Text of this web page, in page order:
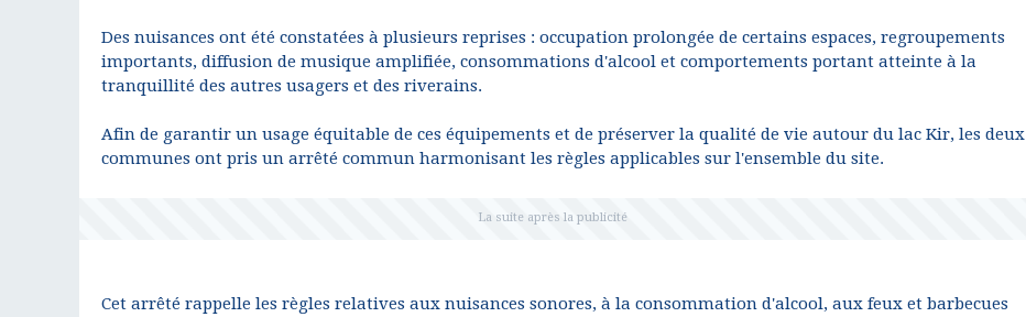
Des nuisances ont été constatées à plusieurs reprises : occupation prolongée de certains espaces, regroupements
importants, diffusion de musique amplifiée, consommations d'alcool et comportements portant atteinte à la
tranquillité des autres usagers et des riverains.
Afin de garantir un usage équitable de ces équipements et de préserver la qualité de vie autour du lac Kir, les deux
communes ont pris un arrêté commun harmonisant les règles applicables sur l'ensemble du site.
Cet arrêté rappelle les règles relatives aux nuisances sonores, à la consommation d'alcool, aux feux et barbecues